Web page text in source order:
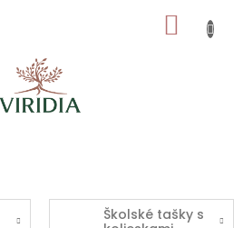
KOŠÍK
Školské tašky s